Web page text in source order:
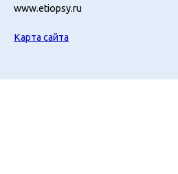
www.etiopsy.ru
Карта сайта